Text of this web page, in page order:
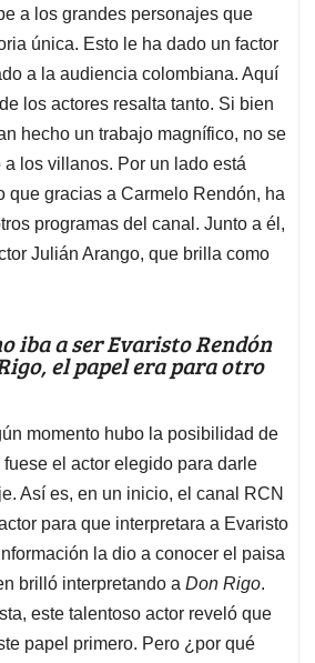
s
a los grandes personajes que
única. Esto le ha dado un factor
a la audiencia colombiana. Aquí
los actores resalta tanto. Si bien
hecho un trabajo magnífico, no se
los villanos. Por un lado está
que gracias a Carmelo Rendón, ha
programas del canal. Junto a él,
Julián Arango, que brilla como
iba a ser Evaristo Rendón
el papel era para otro
momento hubo la posibilidad de
el actor elegido para darle
Así es, en un inicio, el canal RCN
para que interpretara a Evaristo
la dio a conocer el paisa
brilló interpretando a Don Rigo.
este talentoso actor reveló que
papel primero. Pero ¿por qué